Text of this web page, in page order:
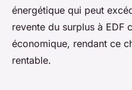
énergétique qui peut
revente du surplus à EDF
économique, rendant ce
rentable.